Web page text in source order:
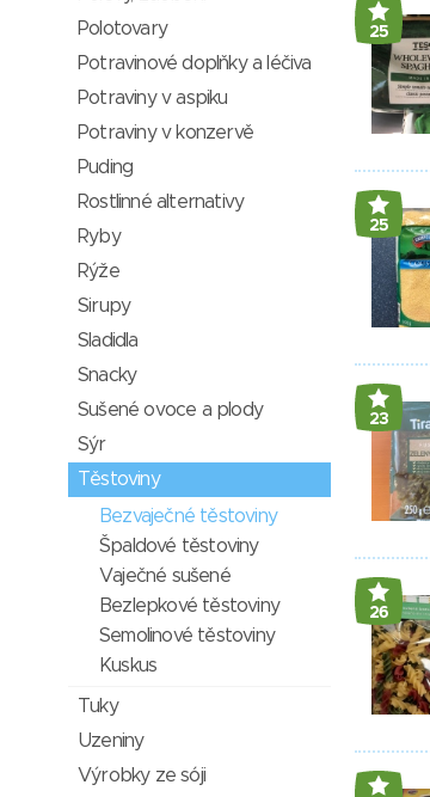
25
25
23
26
Polotovary
Potravinové doplňky a léčiva
Potraviny v aspiku
Potraviny v konzervě
Puding
Rostlinné alternativy
Ryby
Rýže
Sirupy
Sladidla
Snacky
Sušené ovoce a plody
Sýr
Těstoviny
Bezvaječné těstoviny
Špaldové těstoviny
Vaječné sušené
Bezlepkové těstoviny
Semolinové těstoviny
Kuskus
Tuky
Uzeniny
Výrobky ze sóji